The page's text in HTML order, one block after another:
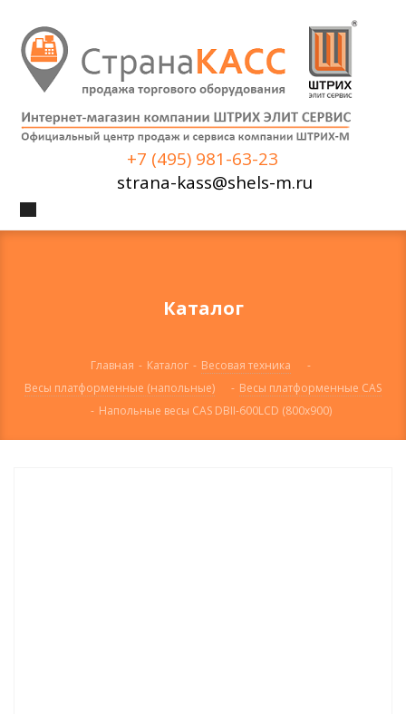
+7 (495) 981-63-23
strana-kass@shels-m.ru
Каталог
Главная - Каталог - Весовая техника
-
Весы платформенные (напольные)
- Весы платформенные CAS
- Напольные весы CAS DBII-600LCD (800x900)